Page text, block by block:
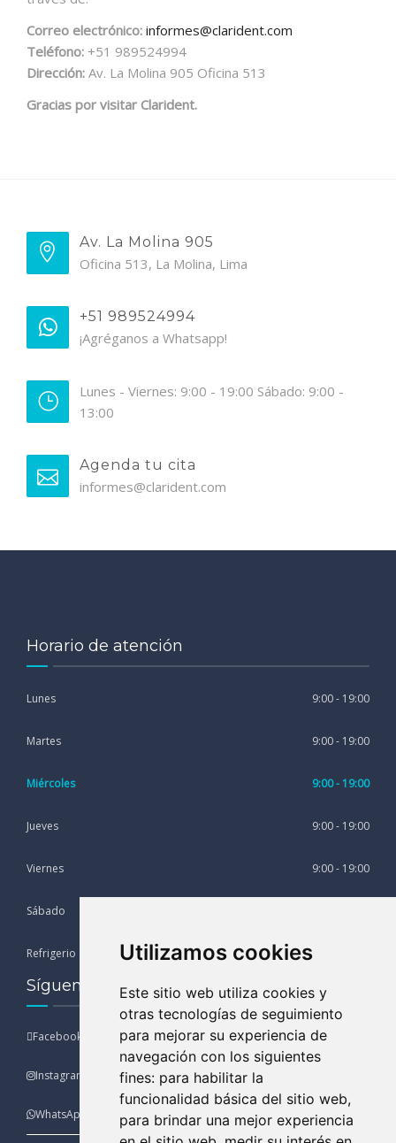
Utilizamos cookies
Este sitio web utiliza cookies y
otras tecnologías de seguimiento
para mejorar su experiencia de
navegación con los siguientes
fines: para habilitar la
funcionalidad básica del sitio web,
para brindar una mejor experiencia
Correo electrónico: informes@clarident.com
Teléfono: +51 989524994
Dirección: Av. La Molina 905 Oficina 513
Gracias por visitar Clarident.
Av. La Molina 905
Oficina 513, La Molina, Lima
+51 989524994
¡Agréganos a Whatsapp!
Lunes - Viernes: 9:00 - 19:00 Sábado: 9:00 -
13:00
Agenda tu cita
informes@clarident.com
Horario de atención
Lunes 9:00 - 19:00
Martes 9:00 - 19:00
Miércoles 9:00 - 19:00
Jueves 9:00 - 19:00
Viernes 9:00 - 19:00
Sábado
Refrigerio 13:00 - 15:00
Síguenos en nuestras Redes Sociales
Facebook
Instagram
WhatsApp